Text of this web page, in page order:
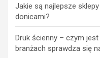
Jakie są najlepsze
donicami?
Druk ścienny – czym
branżach sprawdza się